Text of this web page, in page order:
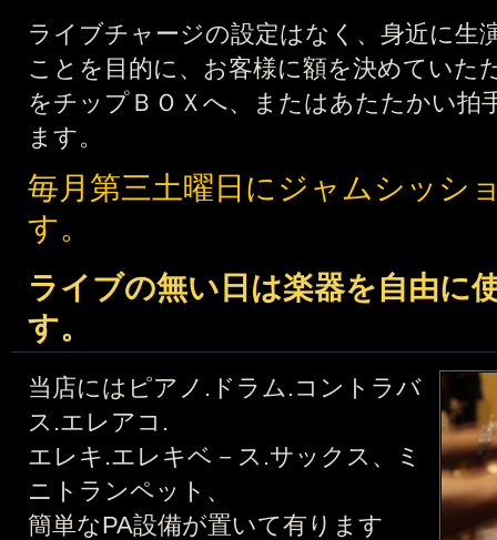
ライブチャージの設定はなく、身近に生
ことを目的に、お客様に額を決めていた
をチップＢＯＸへ、またはあたたかい拍
ます。
毎月第三土曜日にジャムシッシ
す。
ライブの無い日は楽器を自由に
す。
当店にはピアノ.ドラム.コントラバ
ス.エレアコ.
エレキ.エレキベ－ス.サックス、ミ
ニトランペット、
簡単なPA設備が置いて有ります